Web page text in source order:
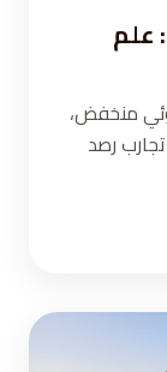
علم
منخفض،
رصد